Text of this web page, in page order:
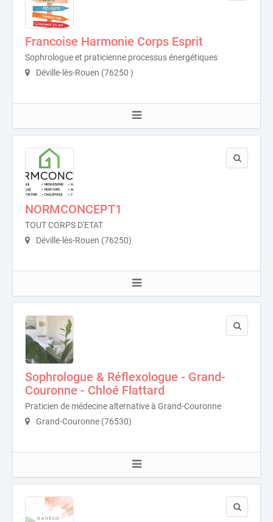
Francoise Harmonie Corps Esprit
Sophrologue et praticienne processus énergétiques
Déville-lès-Rouen (76250 )
NORMCONCEPT1
TOUT CORPS D'ETAT
Déville-lès-Rouen (76250)
Sophrologue & Réflexologue - Grand-
Couronne - Chloé Flattard
Praticien de médecine alternative à Grand-Couronne
Grand-Couronne (76530)